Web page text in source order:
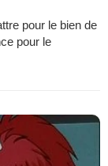
pour le bien de
pour le